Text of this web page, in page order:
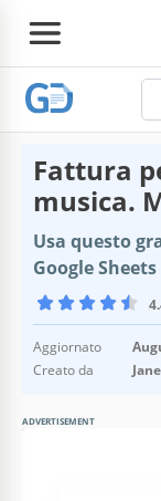
Fattura
musica.
Usa questo
Google
Aggiornato
Creato da
ADVERTISEMENT